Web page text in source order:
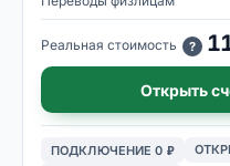
Реальная стоимость ?
Открыть
ПОДКЛЮЧЕНИЕ 0 ₽